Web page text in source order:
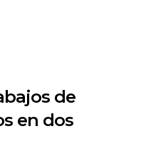
de
en dos